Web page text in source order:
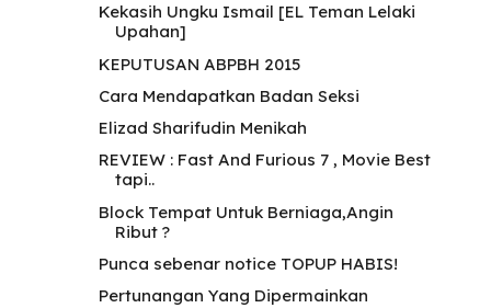
Kekasih Ungku Ismail [EL Teman Lelaki
Upahan]
KEPUTUSAN ABPBH 2015
Cara Mendapatkan Badan Seksi
Elizad Sharifudin Menikah
REVIEW : Fast And Furious 7 , Movie Best
tapi..
Block Tempat Untuk Berniaga,Angin
Ribut ?
Punca sebenar notice TOPUP HABIS!
Pertunangan Yang Dipermainkan